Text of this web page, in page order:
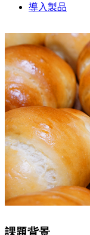
導入製品
課題背景